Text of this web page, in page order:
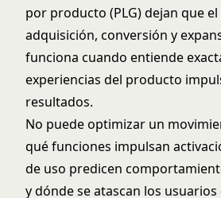
por producto (PLG) dejan que
adquisición, conversión y
funciona cuando entiende
experiencias del producto
resultados.
No puede optimizar un
qué funciones impulsan
de uso predicen
y dónde se atascan los